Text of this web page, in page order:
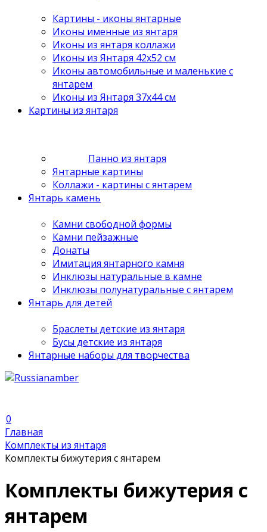
Картины - иконы янтарные
Иконы именные из янтаря
Иконы из янтаря коллажи
Иконы из Янтаря 42х52 см
Иконы автомобильные и маленькие с
янтарем
Иконы из Янтаря 37х44 см
Картины из янтаря
Панно из янтаря
Янтарные картины
Коллажи - картины с янтарем
Янтарь камень
Камни свободной формы
Камни пейзажные
Донаты
Имитация янтарного камня
Инклюзы натуральные в камне
Инклюзы полунатуральные с янтарем
Янтарь для детей
Браслеты детские из янтаря
Бусы детские из янтаря
Янтарные наборы для творчества
0
Главная
Комплекты из янтаря
Комплекты бижутерия с янтарем
Комплекты бижутерия с
янтарем